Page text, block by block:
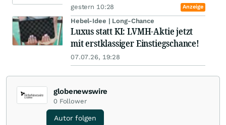
gestern 10:28 Anzeige
Hebel-Idee | Long-Chance
Luxus statt KI: LVMH-Aktie jetzt
mit erstklassiger Einstiegschance!
07.07.26, 19:28
globenewswire
0 Follower
Autor folgen